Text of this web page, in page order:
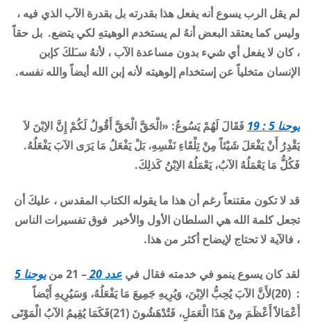
لم يقل الرب يسوع أنه يفعل هذا بقدرته بل بقدرة الآب الذي فيه ،
وليس كما يعتقد البعض أنهُ لم يستخدم الوهيتهِ لكي يتضع. بل حقاً
، كان لا يفعل أي شيء بدون مساعدة الآب ، لأنهُ سـَلكَ كإبن
الإنسان متخلياً عن إستخدام إلوهيته لأنه إبن الله أيضاً والله نفسه.
يوحنا 5 : 19
فَقَالَ لَهُمْ يَسُوعُ: «الْحَقَّ الْحَقَّ أَقُولُ لَكُمْ إِنَّ الاِبْنَ لاَ
يَقْدِرُ أَنْ يَفْعَلَ شَيْئاً مِنْ تِلْقَاءِ نَفْسِهِ، بَلْ يَفْعَلُ مَا يَرَى الآبَ يَفْعَلُهُ.
فَكُلُّ مَا يَعْمَلُهُ الآبُ، يَعْمَلُهُ الاِبْنُ كَذلِكَ.
قد لا تكون مقتنعاً رغم أن هذا ما يقوله الكتاب المقدس ، عليكَ أن
تجعل كلمة الله هي السلطان الأول والأخير فوق تفسيرات الناس
، فالآية لا تحتاج لإيضاح أكثر من هذا.
لقد كان يسوع ينمو في خدمته فقال في عدد 20 – 21 منيوحنا 5
: (20)لأَنَّ الآبَ يُحِبُّ الاِبْنَ، وَيُرِيهِ جَمِيعَ مَا يَفْعَلُهُ، وَسَيُرِيهِ أَيْضاً
أَعْمَالاً أَعْظَمَ مِنْ هَذَا الْعَمَلِ، فَتُدْهَشُونَ (21)فَكَمَا يُقِيمُ الآبُ الْمَوْتَى